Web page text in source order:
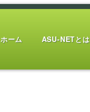
ホーム ASU-NETとは